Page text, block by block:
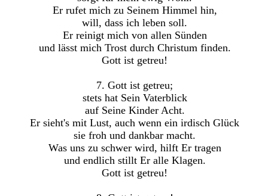
Er rufet mich zu Seinem Himmel hin,
will, dass ich leben soll.
Er reinigt mich von allen Sünden
und lässt mich Trost durch Christum finden.
Gott ist getreu!
7. Gott ist getreu;
stets hat Sein Vaterblick
auf Seine Kinder Acht.
Er sieht's mit Lust, auch wenn ein irdisch Glück
sie froh und dankbar macht.
Was uns zu schwer wird, hilft Er tragen
und endlich stillt Er alle Klagen.
Gott ist getreu!